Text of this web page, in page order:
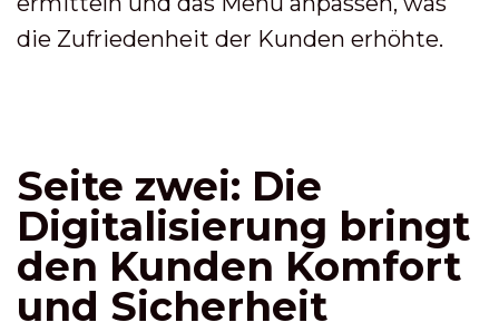
die Zufriedenheit der Kunden erhöhte.
Seite zwei: Die
Digitalisierung bringt
den Kunden Komfort
und Sicherheit